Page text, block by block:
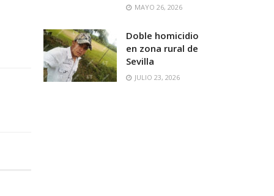
MAYO 26, 2026
Doble homicidio
en zona rural de
Sevilla
JULIO 23, 2026